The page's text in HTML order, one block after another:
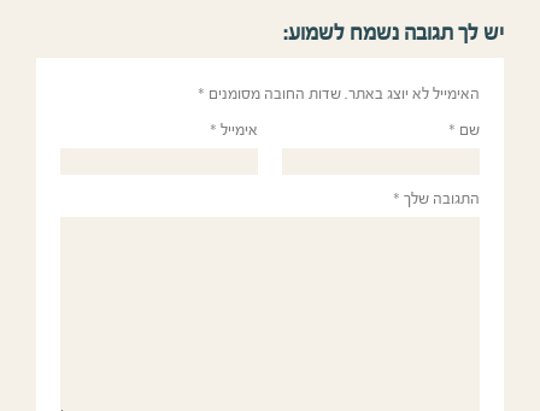
יש לך תגובה נשמח לשמוע:
האימייל לא יוצג באתר. שדות החובה מסומנים *
שם * אימייל *
התגובה שלך *